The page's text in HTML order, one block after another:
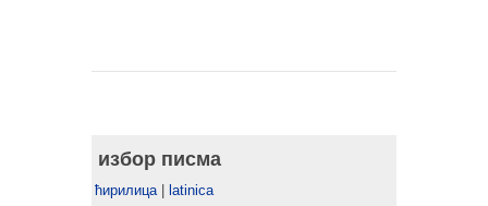
избор писма
ћирилица| latinica